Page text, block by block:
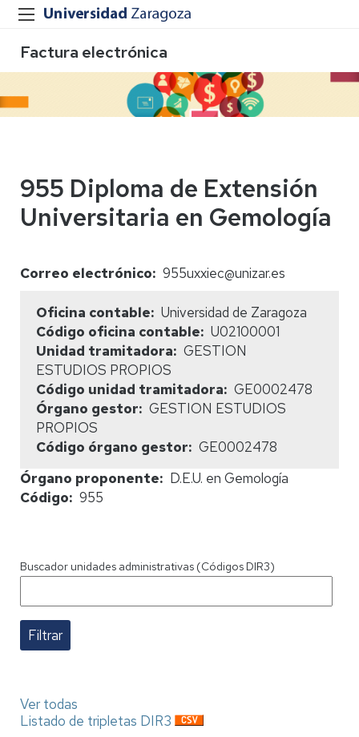
Factura electrónica
955 Diploma de Extensión
Universitaria en Gemología
Correo electrónico 955uxxiec@unizar.es
Oficina contable
Universidad de Zaragoza
Código oficina contable
U02100001
Unidad tramitadora
GESTION
ESTUDIOS PROPIOS
Código unidad tramitadora
GE0002478
Órgano gestor
GESTION ESTUDIOS
PROPIOS
Código órgano gestor
GE0002478
Órgano proponente
D.E.U. en Gemología
Código
955
Buscador unidades administrativas (Códigos DIR3)
Ver todas
Listado de tripletas DIR3